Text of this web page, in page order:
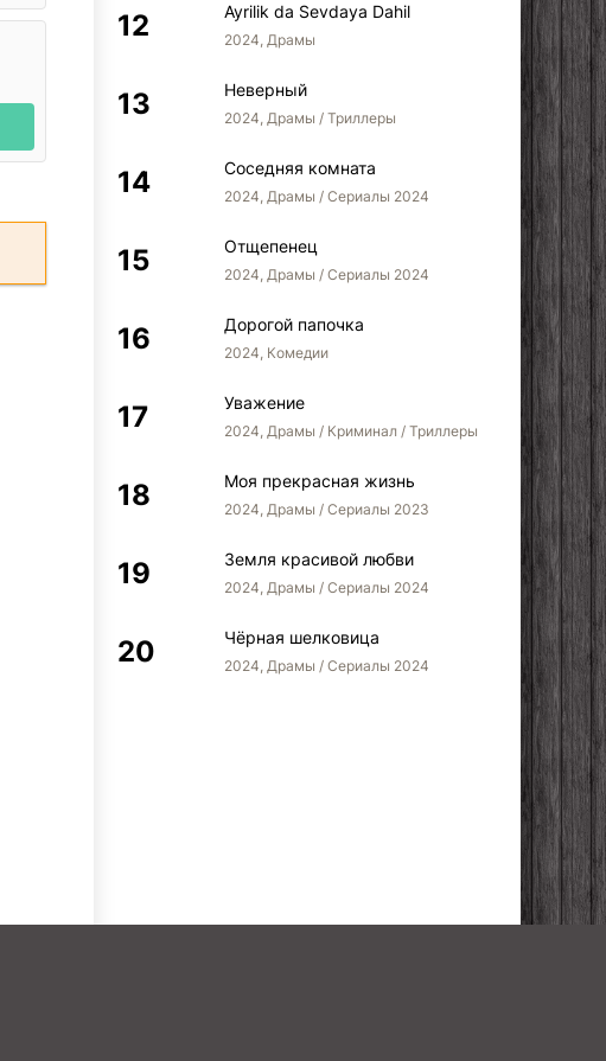
Ayrilik da Sevdaya Dahil
2024, Драмы
Неверный
2024, Драмы / Триллеры
Соседняя комната
2024, Драмы / Сериалы 2024
Отщепенец
2024, Драмы / Сериалы 2024
Дорогой папочка
2024, Комедии
Уважение
2024, Драмы / Криминал / Триллеры
Моя прекрасная жизнь
2024, Драмы / Сериалы 2023
Земля красивой любви
2024, Драмы / Сериалы 2024
Чёрная шелковица
2024, Драмы / Сериалы 2024